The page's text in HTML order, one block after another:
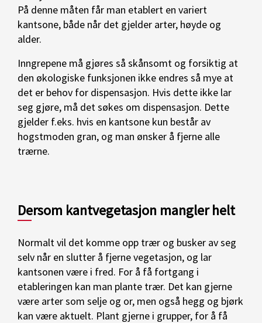
På denne måten får man etablert en variert
kantsone, både når det gjelder arter, høyde og
alder.
Inngrepene må gjøres så skånsomt og forsiktig at
den økologiske funksjonen ikke endres så mye at
det er behov for dispensasjon. Hvis dette ikke lar
seg gjøre, må det søkes om dispensasjon. Dette
gjelder f.eks. hvis en kantsone kun består av
hogstmoden gran, og man ønsker å fjerne alle
trærne.
Dersom kantvegetasjon mangler helt
Normalt vil det komme opp trær og busker av seg
selv når en slutter å fjerne vegetasjon, og lar
kantsonen være i fred. For å få fortgang i
etableringen kan man plante trær. Det kan gjerne
være arter som selje og or, men også hegg og bjørk
kan være aktuelt. Plant gjerne i grupper, for å få